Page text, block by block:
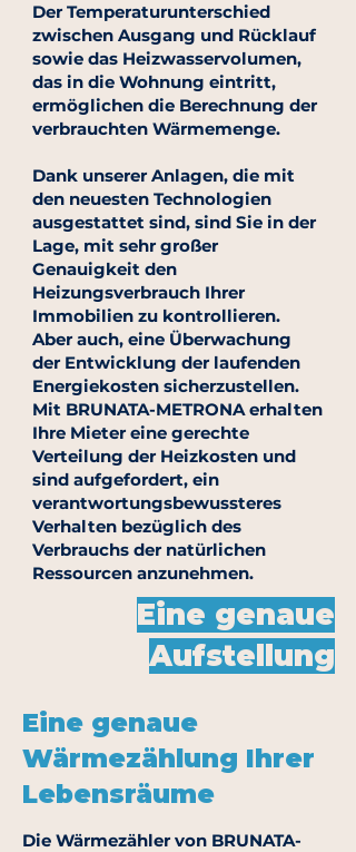
Der Temperaturunterschied
zwischen Ausgang und Rücklauf
sowie das Heizwasservolumen,
das in die Wohnung eintritt,
ermöglichen die Berechnung der
verbrauchten Wärmemenge.
Dank unserer Anlagen, die mit
den neuesten Technologien
ausgestattet sind, sind Sie in der
Lage, mit sehr großer
Genauigkeit den
Heizungsverbrauch Ihrer
Immobilien zu kontrollieren.
Aber auch, eine Überwachung
der Entwicklung der laufenden
Energiekosten sicherzustellen.
Mit BRUNATA-METRONA erhalten
Ihre Mieter eine gerechte
Verteilung der Heizkosten und
sind aufgefordert, ein
verantwortungsbewussteres
Verhalten bezüglich des
Verbrauchs der natürlichen
Ressourcen anzunehmen.
Eine genaue
Aufstellung
Eine genaue
Wärmezählung Ihrer
Lebensräume
Die Wärmezähler von BRUNATA-